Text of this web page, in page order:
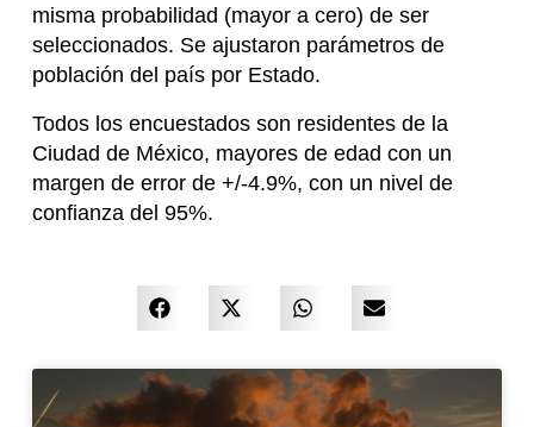
misma probabilidad (mayor a cero) de ser
seleccionados. Se ajustaron parámetros de
población del país por Estado.
Todos los encuestados son residentes de la
Ciudad de México, mayores de edad con un
margen de error de +/-4.9%, con un nivel de
confianza del 95%.